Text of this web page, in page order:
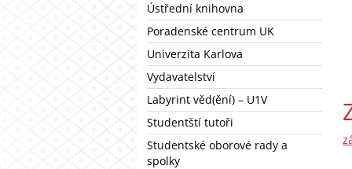
Ústřední knihovna
Poradenské centrum UK
Univerzita Karlova
Vydavatelství
Labyrint věd(ění) – U1V
Studentští tutoři
Studentské oborové rady a
spolky